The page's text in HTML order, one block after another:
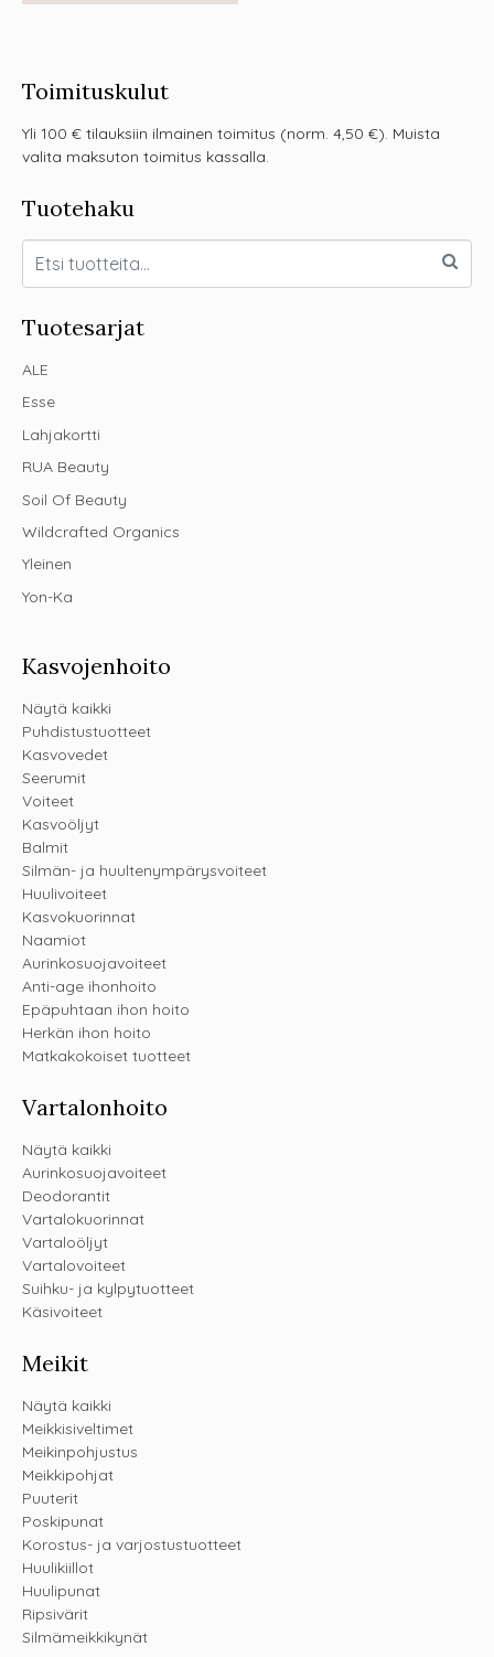
Toimituskulut
Yli 100 € tilauksiin ilmainen toimitus (norm. 4,50 €). Muista
valita maksuton toimitus kassalla.
Tuotehaku
Tuotesarjat
ALE
Esse
Lahjakortti
RUA Beauty
Soil Of Beauty
Wildcrafted Organics
Yleinen
Yon-Ka
Kasvojenhoito
Näytä kaikki
Puhdistustuotteet
Kasvovedet
Seerumit
Voiteet
Kasvoöljyt
Balmit
Silmän- ja huultenympärysvoiteet
Huulivoiteet
Kasvokuorinnat
Naamiot
Aurinkosuojavoiteet
Anti-age ihonhoito
Epäpuhtaan ihon hoito
Herkän ihon hoito
Matkakokoiset tuotteet
Vartalonhoito
Näytä kaikki
Aurinkosuojavoiteet
Deodorantit
Vartalokuorinnat
Vartaloöljyt
Vartalovoiteet
Suihku- ja kylpytuotteet
Käsivoiteet
Meikit
Näytä kaikki
Meikkisiveltimet
Meikinpohjustus
Meikkipohjat
Puuterit
Poskipunat
Korostus- ja varjostustuotteet
Huulikiillot
Huulipunat
Ripsivärit
Silmämeikkikynät